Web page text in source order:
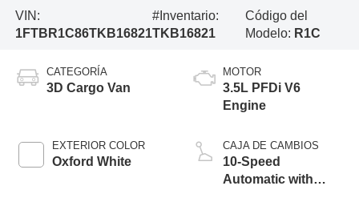
VIN:
1FTBR1C86TKB16821
#Inventario:
TKB16821
Código del
Modelo: R1C
CATEGORÍA
3D Cargo Van
EXTERIOR COLOR
Oxford White
MOTOR
3.5L PFDi V6
Engine
CAJA DE CAMBIOS
10-Speed
Automatic with